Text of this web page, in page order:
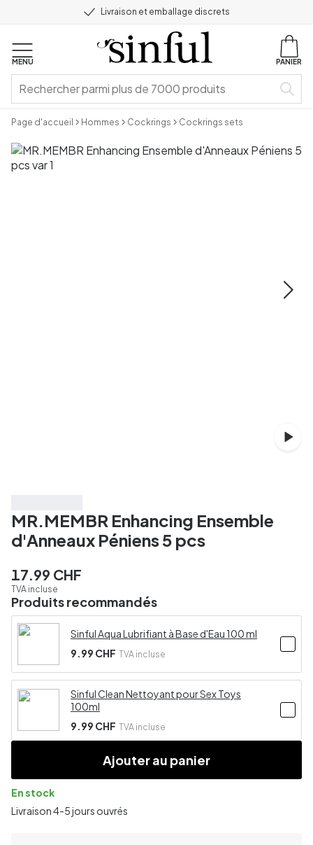
Livraison et emballage discrets
MENU PANIER
Page d'accueil Hommes Cockrings Cockrings sets
MR.MEMBR Enhancing Ensemble
d'Anneaux Péniens 5 pcs
17.99 CHF
TVA incluse
Produits recommandés
Sinful Aqua Lubrifiant à Base d'Eau 100 ml
9.99 CHF TVA incluse
Sinful Clean Nettoyant pour Sex Toys
100ml
9.99 CHF TVA incluse
Ajouter au panier
En stock
Livraison 4-5 jours ouvrés